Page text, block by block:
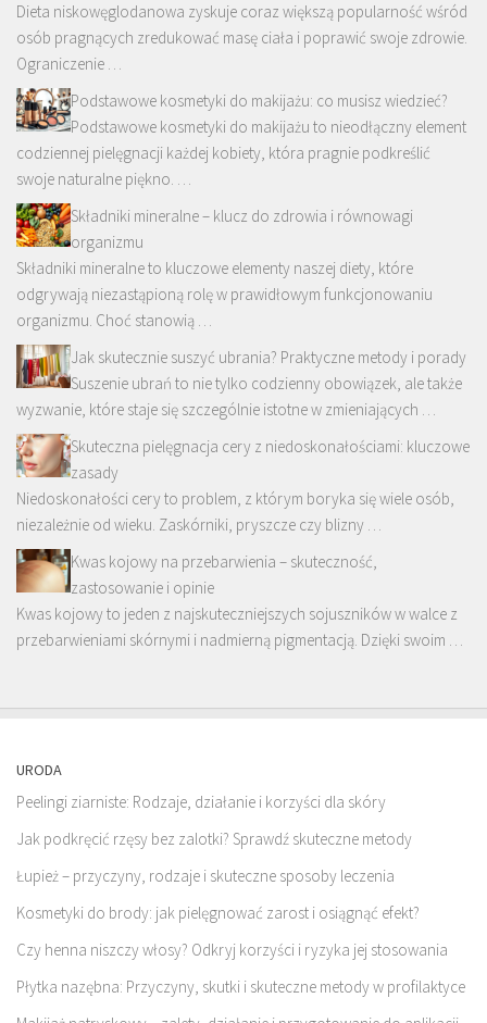
Dieta niskowęglodanowa zyskuje coraz większą popularność wśród
osób pragnących zredukować masę ciała i poprawić swoje zdrowie.
Ograniczenie …
Podstawowe kosmetyki do makijażu: co musisz wiedzieć?
Podstawowe kosmetyki do makijażu to nieodłączny element
codziennej pielęgnacji każdej kobiety, która pragnie podkreślić
swoje naturalne piękno. …
Składniki mineralne – klucz do zdrowia i równowagi
organizmu
Składniki mineralne to kluczowe elementy naszej diety, które
odgrywają niezastąpioną rolę w prawidłowym funkcjonowaniu
organizmu. Choć stanowią …
Jak skutecznie suszyć ubrania? Praktyczne metody i porady
Suszenie ubrań to nie tylko codzienny obowiązek, ale także
wyzwanie, które staje się szczególnie istotne w zmieniających …
Skuteczna pielęgnacja cery z niedoskonałościami: kluczowe
zasady
Niedoskonałości cery to problem, z którym boryka się wiele osób,
niezależnie od wieku. Zaskórniki, pryszcze czy blizny …
Kwas kojowy na przebarwienia – skuteczność,
zastosowanie i opinie
Kwas kojowy to jeden z najskuteczniejszych sojuszników w walce z
przebarwieniami skórnymi i nadmierną pigmentacją. Dzięki swoim …
URODA
Peelingi ziarniste: Rodzaje, działanie i korzyści dla skóry
Jak podkręcić rzęsy bez zalotki? Sprawdź skuteczne metody
Łupież – przyczyny, rodzaje i skuteczne sposoby leczenia
Kosmetyki do brody: jak pielęgnować zarost i osiągnąć efekt?
Czy henna niszczy włosy? Odkryj korzyści i ryzyka jej stosowania
Płytka nazębna: Przyczyny, skutki i skuteczne metody w profilaktyce